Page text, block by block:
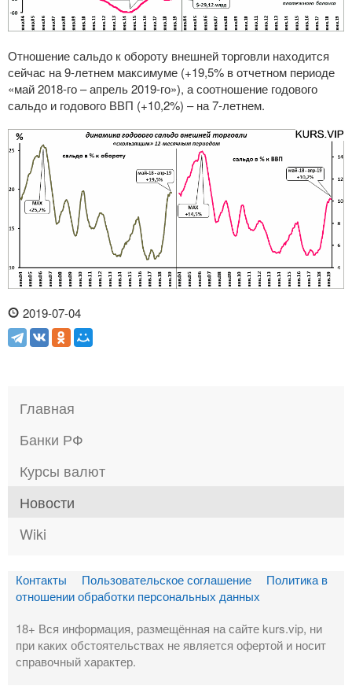
Отношение сальдо к обороту внешней торговли находится
сейчас на 9-летнем максимуме (+19,5% в отчетном периоде
«май 2018-го – апрель 2019-го»), а соотношение годового
сальдо и годового ВВП (+10,2%) – на 7-летнем.
2019-07-04
Главная
Банки РФ
Курсы валют
Новости
Wiki
Контакты Пользовательское соглашение
Политика в
отношении обработки персональных данных
18+ Вся информация, размещённая на сайте kurs.vip, ни
при каких обстоятельствах не является офертой и носит
справочный характер.